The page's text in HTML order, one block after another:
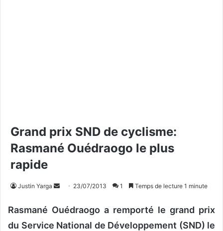
Grand prix SND de cyclisme:
Rasmané Ouédraogo le plus
rapide
Justin Yarga
v
o
23/07/2013 1 Temps de lecture 1 minute
Rasmané Ouédraogo a remporté le grand prix
du Service National de Développement (SND) le